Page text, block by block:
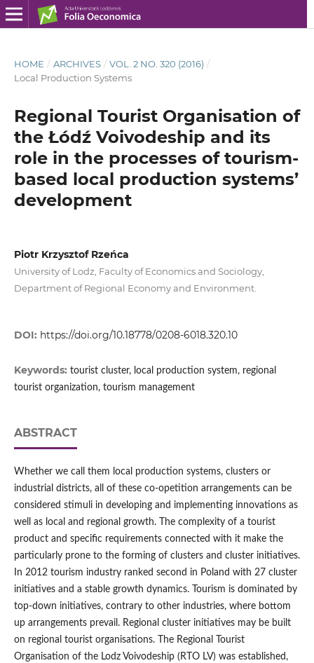
HOME / ARCHIVES / VOL. 2 NO. 320 (2016) /
Local Production Systems
Regional Tourist Organisation of
the Łódź Voivodeship and its
role in the processes of tourism-
based local production systems’
development
Piotr Krzysztof Rzeńca
University of Lodz, Faculty of Economics and Sociology,
Department of Regional Economy and Environment.
DOI: https://doi.org/10.18778/0208-6018.320.10
Keywords: tourist cluster, local production system, regional
tourist organization, tourism management
ABSTRACT
Whether we call them local production systems, clusters or
industrial districts, all of these co-opetition arrangements can be
considered stimuli in developing and implementing innovations as
well as local and regional growth. The complexity of a tourist
product and specific requirements connected with it make the
particularly prone to the forming of clusters and cluster initiatives.
In 2012 tourism industry ranked second in Poland with 27 cluster
initiatives and a stable growth dynamics. Tourism is dominated by
top-down initiatives, contrary to other industries, where bottom
up arrangements prevail. Regional cluster initiatives may be built
on regional tourist organisations. The Regional Tourist
Organisation of the Lodz Voivodeship (RTO LV) was established,